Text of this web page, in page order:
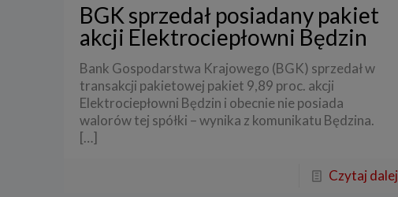
BGK sprzedał posiadany pakiet
akcji Elektrociepłowni Będzin
Bank Gospodarstwa Krajowego (BGK) sprzedał w
transakcji pakietowej pakiet 9,89 proc. akcji
Elektrociepłowni Będzin i obecnie nie posiada
walorów tej spółki – wynika z komunikatu Będzina.
[…]
Czytaj dalej